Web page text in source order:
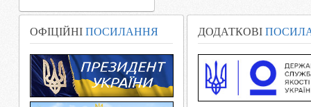
ОФІЦІЙНІ ПОСИЛАННЯ ДОДАТКОВІ